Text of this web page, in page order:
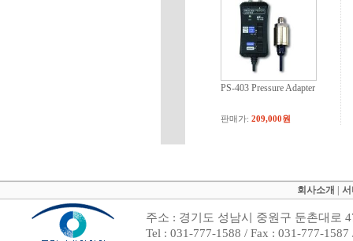
PS-403 Pressure Adapter
판매가: 209,000원
회사소개
주소 : 경기도 성남시 중원구 둔촌대로
Tel : 031-777-1588 / Fax : 031-777-